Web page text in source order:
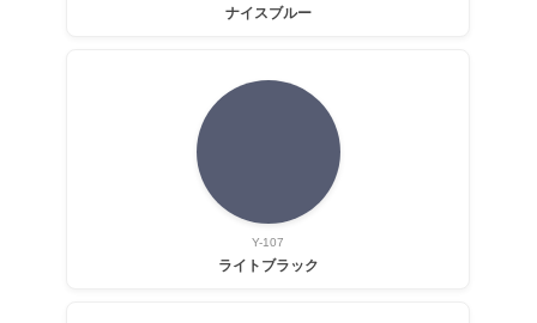
ナイスブルー
Y-107
ライトブラック